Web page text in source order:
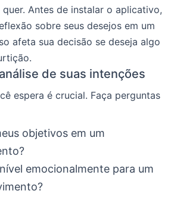
Antes de instalar o aplicativo,
sobre seus desejos em um
afeta sua decisão se deseja algo
de suas intenções
espera é crucial. Faça perguntas
objetivos em um
emocionalmente para um